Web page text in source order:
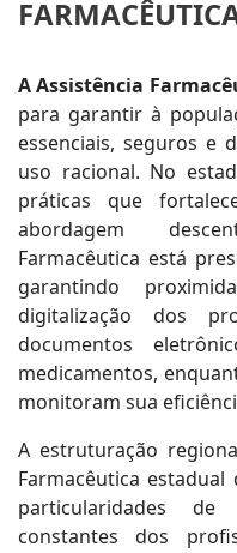
A Assistência
para garantir à
essenciais, seguros e
uso racional. No
práticas que
abordagem
Farmacêutica está
garantindo
digitalização dos
documentos
medicamentos,
monitoram sua
A estruturação
Farmacêutica
particularidades de
constantes dos